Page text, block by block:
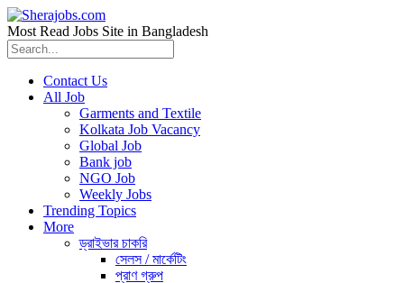
Most Read Jobs Site in Bangladesh
Contact Us
All Job
Garments and Textile
Kolkata Job Vacancy
Global Job
Bank job
NGO Job
Weekly Jobs
Trending Topics
More
ড্রাইভার চাকরি
সেলস / মার্কেটিং
প্রাণ গ্রুপ